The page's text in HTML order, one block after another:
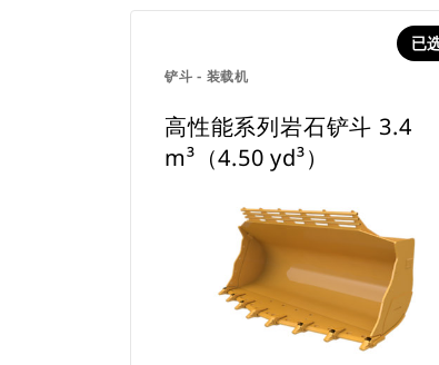
铲斗 - 装载机
已
高性能系列岩石铲斗 3.4
m³（4.50 yd³）